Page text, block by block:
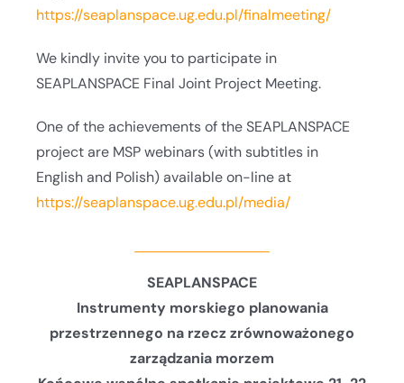
https://seaplanspace.ug.edu.pl/finalmeeting/
We kindly invite you to participate in
SEAPLANSPACE Final Joint Project Meeting.
One of the achievements of the SEAPLANSPACE
project are MSP webinars (with subtitles in
English and Polish) available on-line at
https://seaplanspace.ug.edu.pl/media/
SEAPLANSPACE
Instrumenty morskiego planowania
przestrzennego na rzecz zrównoważonego
zarządzania morzem